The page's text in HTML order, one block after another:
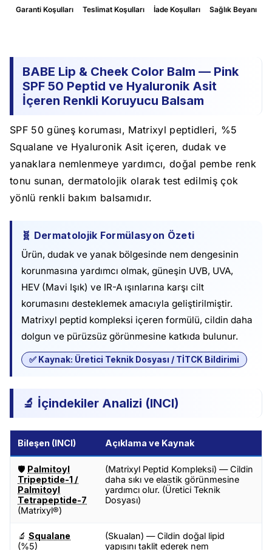
Garanti Koşulları Teslimat Koşulları İade Koşulları Sağlık Beyanı
BABE Lip & Cheek Color Balm — Pink
SPF 50 Peptid ve Hyaluronik Asit
İçeren Renkli Koruyucu Balsam
SPF 50 güneş koruması, Matrixyl peptidleri, %5
Squalane ve Hyaluronik Asit içeren, dudak ve
yanaklara nemlenmeye yardımcı, doğal pembe renk
tonu sunan, dermatolojik olarak test edilmiş çok
yönlü renkli bakım balsamıdır.
🧬 Dermatolojik Formülasyon Özeti
Ürün, dudak ve yanak bölgesinde nem dengesinin
korunmasına yardımcı olmak, güneşin UVB, UVA,
HEV (Mavi Işık) ve IR-A ışınlarına karşı cilt
korumasını desteklemek amacıyla geliştirilmiştir.
Matrixyl peptid kompleksi içeren formülü, cildin daha
dolgun ve pürüzsüz görünmesine katkıda bulunur.
✅ Kaynak: Üretici Teknik Dosyası / TİTCK Bildirimi
🔬 İçindekiler Analizi (INCI)
Bileşen (INCI) Açıklama ve Kaynak
🛡️ Palmitoyl
Tripeptide-1 /
Palmitoyl
Tetrapeptide-7
(Matrixyl®)
(Matrixyl Peptid Kompleksi) — Cildin
daha sıkı ve elastik görünmesine
yardımcı olur. (Üretici Teknik
Dosyası)
🔬 Squalane
(%5)
(Skualan) — Cildin doğal lipid
yapısını taklit ederek nem